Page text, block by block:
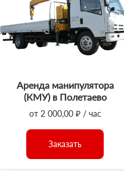
Аренда манипулятора
(КМУ) в Полетаево
от 2 000,00 ₽ / час
Заказать